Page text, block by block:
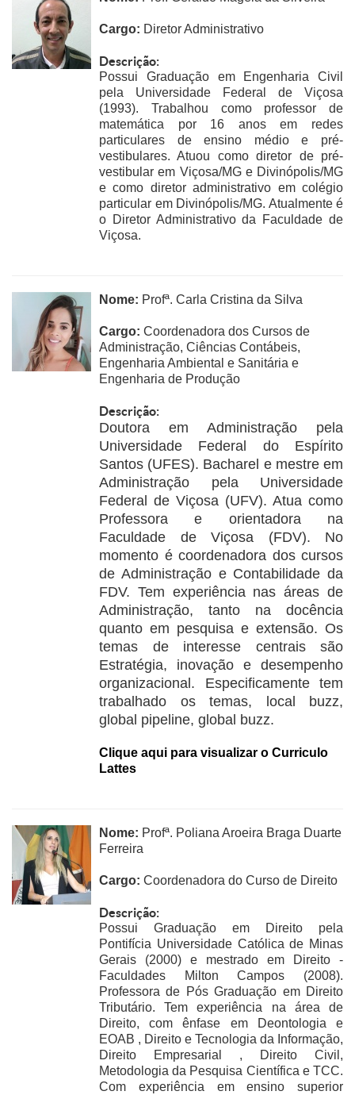
Cargo: Diretor Administrativo
Descrição:
Possui Graduação em Engenharia Civil
pela Universidade Federal de Viçosa
(1993). Trabalhou como professor de
matemática por 16 anos em redes
particulares de ensino médio e pré-
vestibulares. Atuou como diretor de pré-
vestibular em Viçosa/MG e Divinópolis/MG
e como diretor administrativo em colégio
particular em Divinópolis/MG. Atualmente é
o Diretor Administrativo da Faculdade de
Viçosa.
Nome: Profª. Carla Cristina da Silva
Cargo: Coordenadora dos Cursos de
Administração, Ciências Contábeis,
Engenharia Ambiental e Sanitária e
Engenharia de Produção
Descrição:
Doutora em Administração pela
Universidade Federal do Espírito
Santos (UFES). Bacharel e mestre em
Administração pela Universidade
Federal de Viçosa (UFV). Atua como
Professora e orientadora na
Faculdade de Viçosa (FDV). No
momento é coordenadora dos cursos
de Administração e Contabilidade da
FDV. Tem experiência nas áreas de
Administração, tanto na docência
quanto em pesquisa e extensão. Os
temas de interesse centrais são
Estratégia, inovação e desempenho
organizacional. Especificamente tem
trabalhado os temas, local buzz,
global pipeline, global buzz.
Clique aqui para visualizar o Curriculo
Lattes
Nome: Profª. Poliana Aroeira Braga Duarte
Ferreira
Cargo: Coordenadora do Curso de Direito
Descrição:
Possui Graduação em Direito pela
Pontifícia Universidade Católica de Minas
Gerais (2000) e mestrado em Direito -
Faculdades Milton Campos (2008).
Professora de Pós Graduação em Direito
Tributário. Tem experiência na área de
Direito, com ênfase em Deontologia e
EOAB , Direito e Tecnologia da Informação,
Direito Empresarial , Direito Civil,
Metodologia da Pesquisa Científica e TCC.
Com experiência em ensino superior